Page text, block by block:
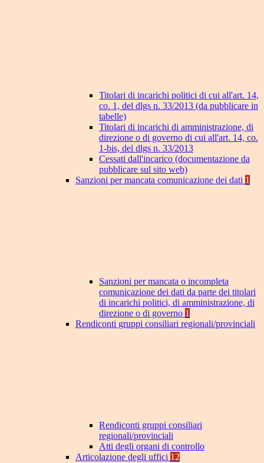
Titolari di incarichi politici di cui all'art. 14,
co. 1, del dlgs n. 33/2013 (da pubblicare in
tabelle)
Titolari di incarichi di amministrazione, di
direzione o di governo di cui all'art. 14, co.
1-bis, del dlgs n. 33/2013
Cessati dall'incarico (documentazione da
pubblicare sul sito web)
Sanzioni per mancata comunicazione dei dati 1
Sanzioni per mancata o incompleta
comunicazione dei dati da parte dei titolari
di incarichi politici, di amministrazione, di
direzione o di governo 1
Rendiconti gruppi consiliari regionali/provinciali
Rendiconti gruppi consiliari
regionali/provinciali
Atti degli organi di controllo
Articolazione degli uffici 12